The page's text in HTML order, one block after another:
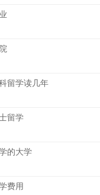
留学读几年
留学
的大学
费用